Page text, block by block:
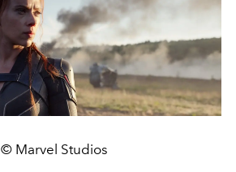
© Marvel Studios